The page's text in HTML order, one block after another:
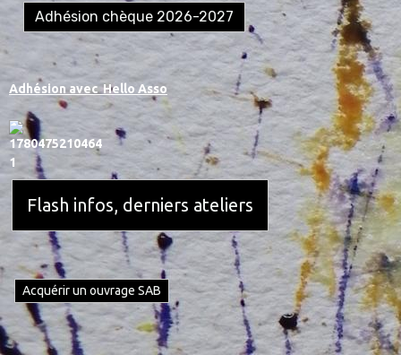
Adhésion chèque 2026-2027
Adhésion avecHello Asso
Flash infos, derniers ateliers
Acquérir un ouvrage SAB